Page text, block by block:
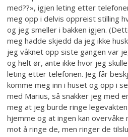
med??», igjen leting etter
meg opp i delvis oppreist stilling
og jeg smeller i bakken igjen.
meg hadde skjedd da jeg ikke
jeg våknet opp siste gangen var
og helt ør, ante ikke hvor jeg
leting etter telefonen. Jeg får
komme meg inn i huset og opp i
med Marius, så snakker jeg med
meg at jeg burde ringe
hjemme og at ingen kan
mot å ringe de, men ringer de